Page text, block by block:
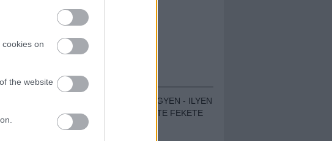
on
the website
BESZÁMOLÓK
ZENÉS TÁBOR A HEGYEN - ILYEN
VOLT A VÍRUS SZÜLTE FEKETE
ZAJ FESZTIVÁL